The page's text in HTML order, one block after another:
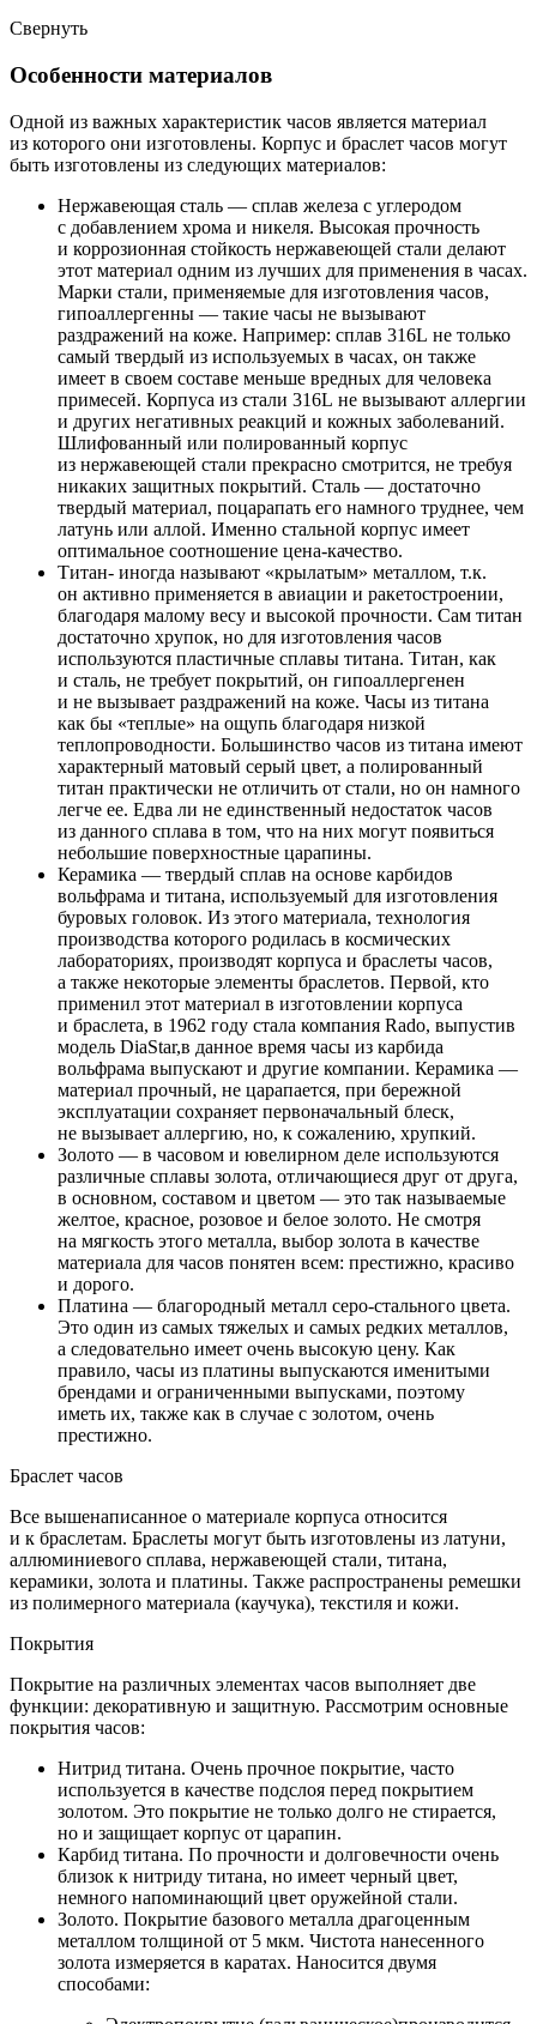
Свернуть
Особенности материалов
Одной из важных характеристик часов является материал
из которого они изготовлены. Корпус и браслет часов могут
быть изготовлены из следующих материалов:
Нержавеющая сталь — сплав железа с углеродом
с добавлением хрома и никеля. Высокая прочность
и коррозионная стойкость нержавеющей стали делают
этот материал одним из лучших для применения в часах.
Марки стали, применяемые для изготовления часов,
гипоаллергенны — такие часы не вызывают
раздражений на коже. Например: сплав 316L не только
самый твердый из используемых в часах, он также
имеет в своем составе меньше вредных для человека
примесей. Корпуса из стали 316L не вызывают аллергии
и других негативных реакций и кожных заболеваний.
Шлифованный или полированный корпус
из нержавеющей стали прекрасно смотрится, не требуя
никаких защитных покрытий. Сталь — достаточно
твердый материал, поцарапать его намного труднее, чем
латунь или аллой. Именно стальной корпус имеет
оптимальное соотношение цена-качество.
Титан- иногда называют «крылатым» металлом, т.к.
он активно применяется в авиации и ракетостроении,
благодаря малому весу и высокой прочности. Сам титан
достаточно хрупок, но для изготовления часов
используются пластичные сплавы титана. Титан, как
и сталь, не требует покрытий, он гипоаллергенен
и не вызывает раздражений на коже. Часы из титана
как бы «теплые» на ощупь благодаря низкой
теплопроводности. Большинство часов из титана имеют
характерный матовый серый цвет, а полированный
титан практически не отличить от стали, но он намного
легче ее. Едва ли не единственный недостаток часов
из данного сплава в том, что на них могут появиться
небольшие поверхностные царапины.
Керамика — твердый сплав на основе карбидов
вольфрама и титана, используемый для изготовления
буровых головок. Из этого материала, технология
производства которого родилась в космических
лабораториях, производят корпуса и браслеты часов,
а также некоторые элементы браслетов. Первой, кто
применил этот материал в изготовлении корпуса
и браслета, в 1962 году стала компания Rado, выпустив
модель DiaStar,в данное время часы из карбида
вольфрама выпускают и другие компании. Керамика —
материал прочный, не царапается, при бережной
эксплуатации сохраняет первоначальный блеск,
не вызывает аллергию, но, к сожалению, хрупкий.
Золото — в часовом и ювелирном деле используются
различные сплавы золота, отличающиеся друг от друга,
в основном, составом и цветом — это так называемые
желтое, красное, розовое и белое золото. Не смотря
на мягкость этого металла, выбор золота в качестве
материала для часов понятен всем: престижно, красиво
и дорого.
Платина — благородный металл серо-стального цвета.
Это один из самых тяжелых и самых редких металлов,
а следовательно имеет очень высокую цену. Как
правило, часы из платины выпускаются именитыми
брендами и ограниченными выпусками, поэтому
иметь их, также как в случае с золотом, очень
престижно.
Браслет часов
Все вышенаписанное о материале корпуса относится
и к браслетам. Браслеты могут быть изготовлены из латуни,
аллюминиевого сплава, нержавеющей стали, титана,
керамики, золота и платины. Также распространены ремешки
из полимерного материала (каучука), текстиля и кожи.
Покрытия
Покрытие на различных элементах часов выполняет две
функции: декоративную и защитную. Рассмотрим основные
покрытия часов:
Нитрид титана. Очень прочное покрытие, часто
используется в качестве подслоя перед покрытием
золотом. Это покрытие не только долго не стирается,
но и защищает корпус от царапин.
Карбид титана. По прочности и долговечности очень
близок к нитриду титана, но имеет черный цвет,
немного напоминающий цвет оружейной стали.
Золото. Покрытие базового металла драгоценным
металлом толщиной от 5 мкм. Чистота нанесенного
золота измеряется в каратах. Наносится двумя
способами: